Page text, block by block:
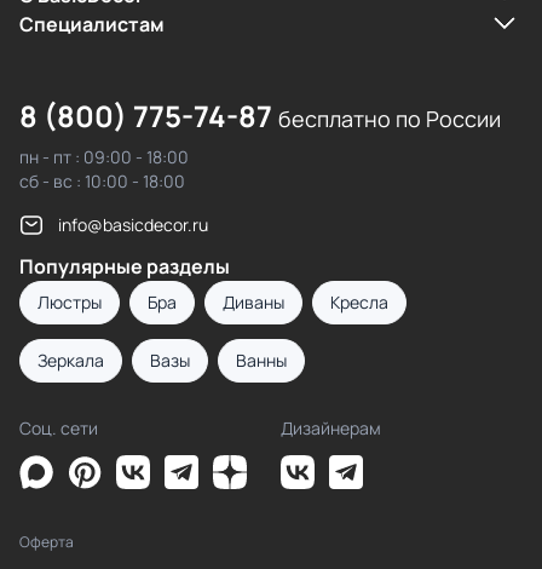
Cпециалистам
8 (800) 775-74-87 бесплатно по России
пн - пт : 09:00 - 18:00
сб - вс : 10:00 - 18:00
info@basicdecor.ru
Популярные разделы
Люстры Бра Диваны Кресла
Зеркала Вазы Ванны
Соц. сети Дизайнерам
Оферта